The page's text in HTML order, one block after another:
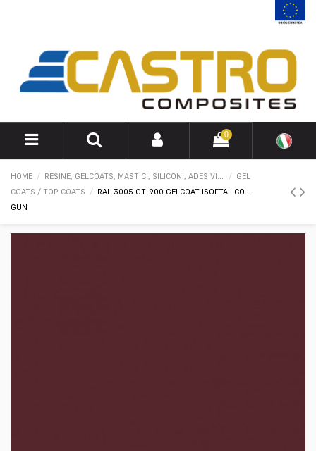
0
HOME RESINE, GELCOATS, MASTICI, SILICONI, ADESIVI...
GEL
COATS / TOP COATS
RAL 3005 GT-900 GELCOAT ISOFTALICO -
GUN